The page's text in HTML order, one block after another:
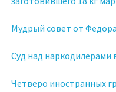
Мудрый совет от
Суд над наркодилерами
Четверо иностранных